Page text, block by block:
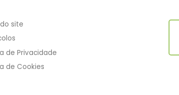
site
de Privacidade
de Cookies